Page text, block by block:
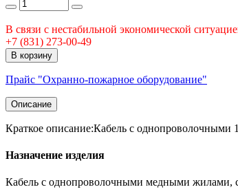
В связи с нестабильной экономической
+7 (831) 273-00-49
В корзину
Прайс "Охранно-пожарное оборудование"
Описание
Краткое описание:Кабель с
Назначение изделия
Кабель с однопроволочными медными жилами, с